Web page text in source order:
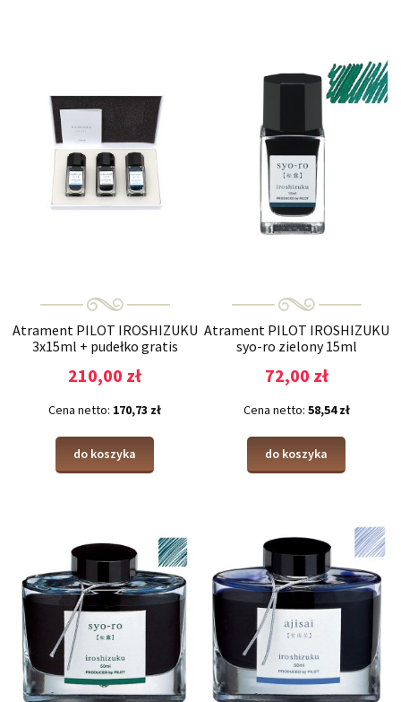
Atrament PILOT IROSHIZUKU
3x15ml + pudełko gratis
210,00 zł
Cena netto: 170,73 zł
do koszyka
Atrament PILOT IROSHIZUKU
syo-ro zielony 15ml
72,00 zł
Cena netto: 58,54 zł
do koszyka